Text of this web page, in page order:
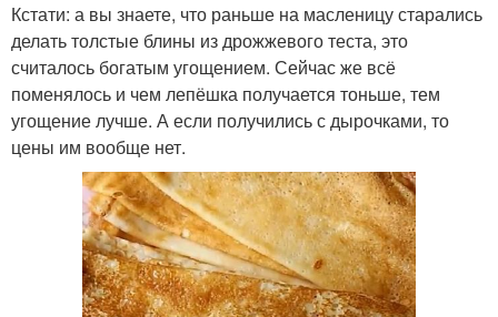
Кстати: а вы знаете, что раньше на масленицу старались
делать толстые блины из дрожжевого теста, это
считалось богатым угощением. Сейчас же всё
поменялось и чем лепёшка получается тоньше, тем
угощение лучше. А если получились с дырочками, то
цены им вообще нет.